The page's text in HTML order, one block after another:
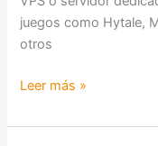
juegos como Hytale,
otros
Leer más »